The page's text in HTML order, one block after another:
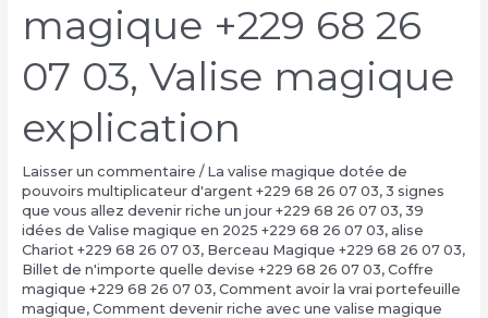
magique +229 68 26
07 03, Valise magique
explication
Laisser un commentaire / La valise magique dotée de
pouvoirs multiplicateur d'argent +229 68 26 07 03, 3 signes
que vous allez devenir riche un jour +229 68 26 07 03, 39
idées de Valise magique en 2025 +229 68 26 07 03, alise
Chariot +229 68 26 07 03, Berceau Magique +229 68 26 07 03,
Billet de n'importe quelle devise +229 68 26 07 03, Coffre
magique +229 68 26 07 03, Comment avoir la vrai portefeuille
magique, Comment devenir riche avec une valise magique